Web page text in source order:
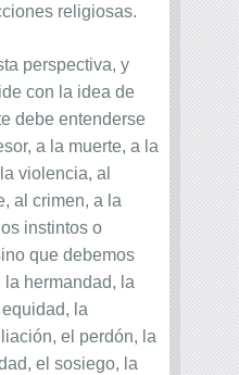
religiosas.
perspectiva, y
con la idea de
debe entenderse
a la muerte, a la
violencia, al
al crimen, a la
instintos o
que debemos
hermandad, la
la
el perdón, la
el sosiego, la